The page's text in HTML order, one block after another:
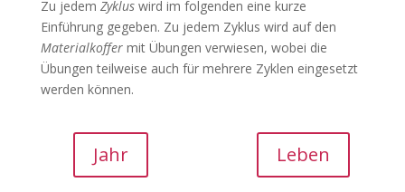
Zu jedem Zykluswird im folgenden eine kurze
Einführung gegeben. Zu jedem Zyklus wird auf den
Materialkoffer mit Übungen verwiesen, wobei die
Übungen teilweise auch für mehrere Zyklen eingesetzt
werden können.
Jahr Leben